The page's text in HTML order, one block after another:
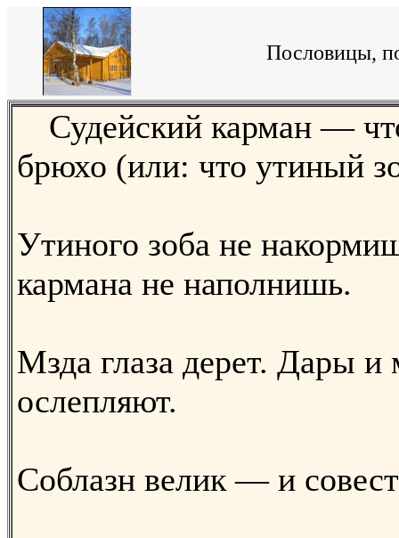
Пословицы,
Судейский карман —
брюхо (или: что утиный
Утиного зоба не
кармана не наполнишь.
Мзда глаза дерет. Дары и
ослепляют.
Соблазн велик — и